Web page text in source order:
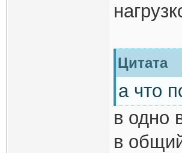
Цитата
а что
в одно
в